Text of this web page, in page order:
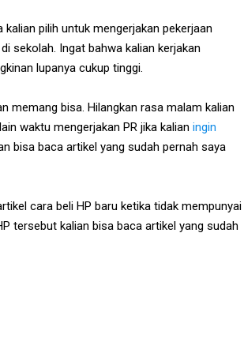
pilih untuk mengerjakan pekerjaan
sekolah. Ingat bahwa kalian kerjakan
lupanya cukup tinggi.
memang bisa. Hilangkan rasa malam kalian
waktu mengerjakan PR jika kalian ingin
bisa baca artikel yang sudah pernah saya
cara beli HP baru ketika tidak mempunyai
tersebut kalian bisa baca artikel yang sudah